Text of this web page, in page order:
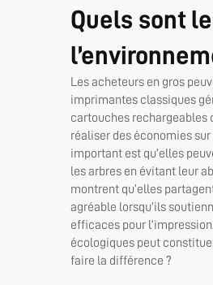
Quels sont
Les acheteurs en gros
imprimantes classiques
cartouches rechargeables
réaliser des économies
important est qu’elles
les arbres en évitant leur
montrent qu’elles
agréable lorsqu’ils
efficaces pour
écologiques peut
faire la différence ?